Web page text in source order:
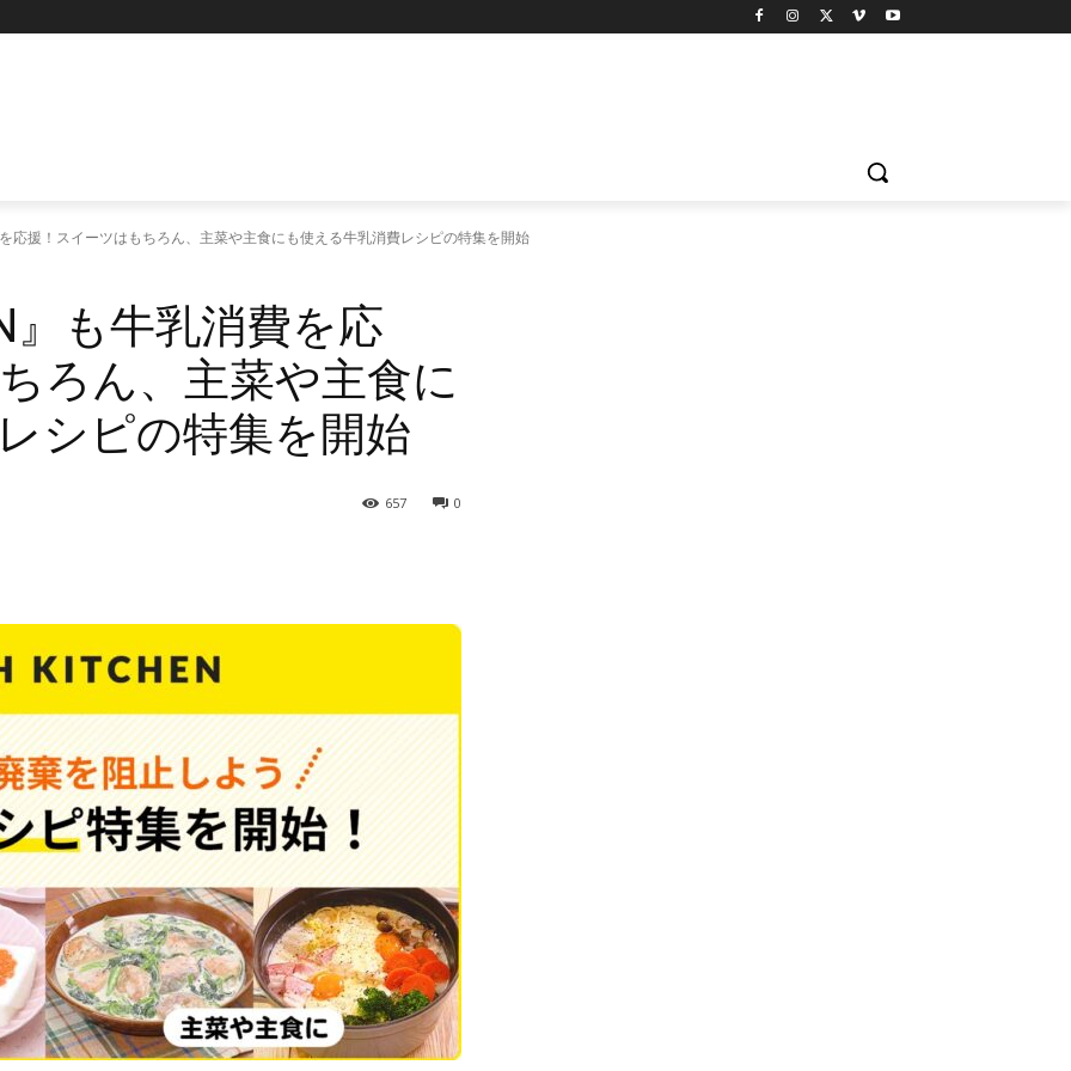
応援！スイーツはもちろん、主菜や主食にも使える牛乳消費レシピの特集を開始
』も牛乳消費を応
ろん、主菜や主食に
シピの特集を開始
0
657